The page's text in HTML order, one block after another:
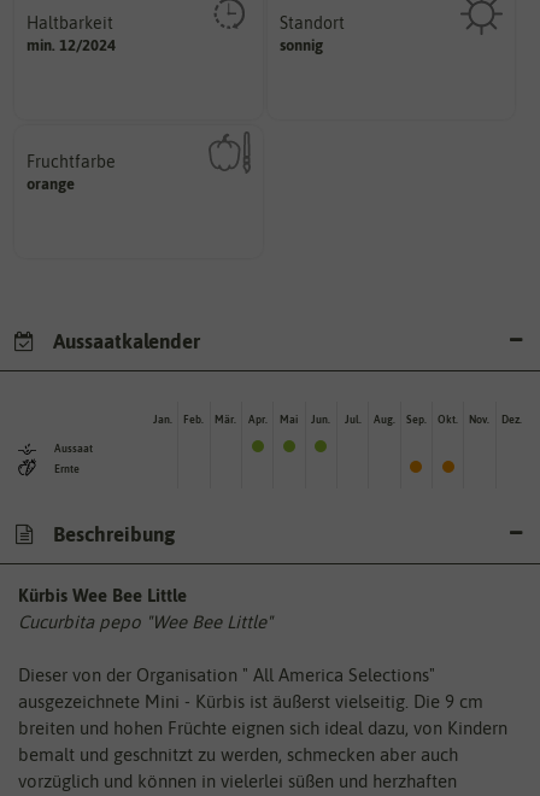
Haltbarkeit
min. 12/2024
und Pflanzgut sehr gut keimen
sollte.
Standort
sonnig
Pflanze? (schattig, halbschattig,
sonnig, vollsonnig)
Fruchtfarbe
orange
sie nach dem Reifungsprozess
Aussaatkalender
Aussaat
Ernte
Jan. Feb. Mär. Apr. Mai Jun. Jul. Aug. Sep. Okt. Nov. Dez.
Beschreibung
Kürbis Wee Bee Little
Cucurbita pepo "Wee Bee Little"
Dieser von der Organisation " All America Selections"
ausgezeichnete Mini - Kürbis ist äußerst vielseitig. Die 9 cm
breiten und hohen Früchte eignen sich ideal dazu, von Kindern
bemalt und geschnitzt zu werden, schmecken aber auch
vorzüglich und können in vielerlei süßen und herzhaften